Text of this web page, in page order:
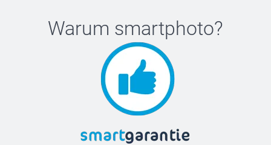
Warum smartphoto?